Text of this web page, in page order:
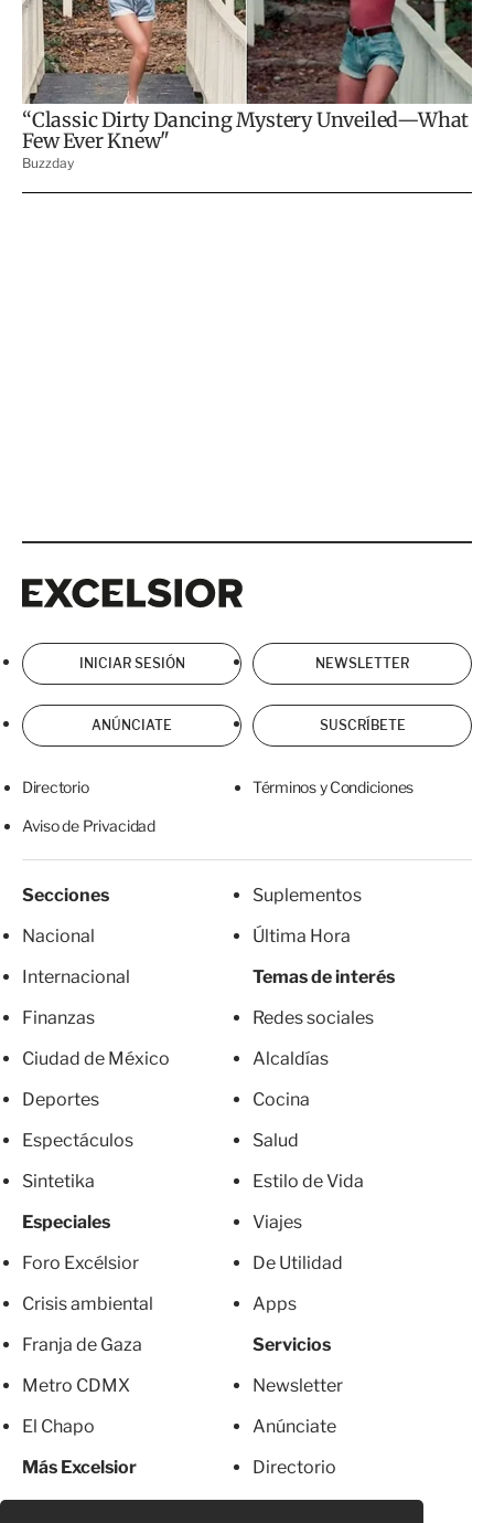
INICIAR SESIÓN NEWSLETTER
ANÚNCIATE SUSCRÍBETE
Directorio Términos y Condiciones
Aviso de Privacidad
Secciones
Nacional
Internacional
Finanzas
Ciudad de México
Deportes
Espectáculos
Sintetika
Especiales
Foro Excélsior
Crisis ambiental
Franja de Gaza
Metro CDMX
El Chapo
Más Excelsior
Suplementos
Última Hora
Temas de interés
Redes sociales
Alcaldías
Cocina
Salud
Estilo de Vida
Viajes
De Utilidad
Apps
Servicios
Newsletter
Anúnciate
Directorio